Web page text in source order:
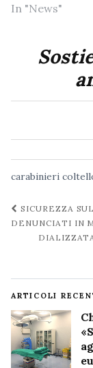
In "News"
carabinieri
post
SICUREZZA
DENUNCIATI IN
ARTICOLI